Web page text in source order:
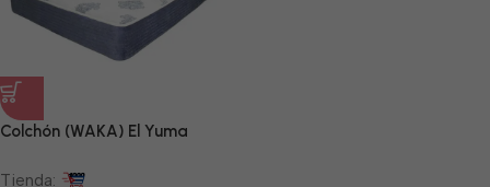
Colchón (WAKA) El Yuma
Tienda: